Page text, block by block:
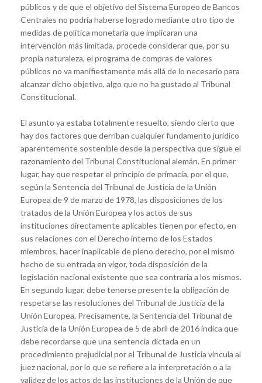
públicos y de que el objetivo del Sistema Europeo de Bancos
Centrales no podría haberse logrado mediante otro tipo de
medidas de política monetaria que implicaran una
intervención más limitada, procede considerar que, por su
propia naturaleza, el programa de compras de valores
públicos no va manifiestamente más allá de lo necesario para
alcanzar dicho objetivo, algo que no ha gustado al Tribunal
Constitucional.
El asunto ya estaba totalmente resuelto, siendo cierto que
hay dos factores que derriban cualquier fundamento jurídico
aparentemente sostenible desde la perspectiva que sigue el
razonamiento del Tribunal Constitucional alemán. En primer
lugar, hay que respetar el principio de primacía, por el que,
según la Sentencia del Tribunal de Justicia de la Unión
Europea de 9 de marzo de 1978, las disposiciones de los
tratados de la Unión Europea y los actos de sus
instituciones directamente aplicables tienen por efecto, en
sus relaciones con el Derecho interno de los Estados
miembros, hacer inaplicable de pleno derecho, por el mismo
hecho de su entrada en vigor, toda disposición de la
legislación nacional existente que sea contraria a los mismos.
En segundo lugar, debe tenerse presente la obligación de
respetarse las resoluciones del Tribunal de Justicia de la
Unión Europea. Precisamente, la Sentencia del Tribunal de
Justicia de la Unión Europea de 5 de abril de 2016 indica que
debe recordarse que una sentencia dictada en un
procedimiento prejudicial por el Tribunal de Justicia vincula al
juez nacional, por lo que se refiere a la interpretación o a la
validez de los actos de las instituciones de la Unión de que